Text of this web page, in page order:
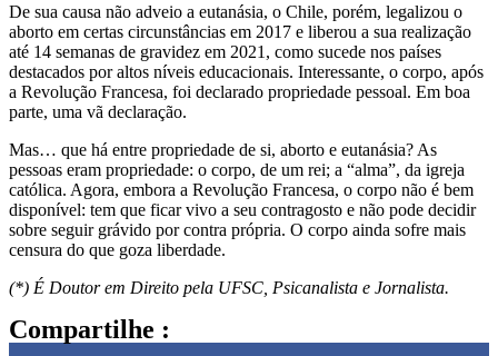
De sua causa não adveio a eutanásia, o Chile, porém, legalizou o
aborto em certas circunstâncias em 2017 e liberou a sua realização
até 14 semanas de gravidez em 2021, como sucede nos países
destacados por altos níveis educacionais. Interessante, o corpo, após
a Revolução Francesa, foi declarado propriedade pessoal. Em boa
parte, uma vã declaração.
Mas… que há entre propriedade de si, aborto e eutanásia? As
pessoas eram propriedade: o corpo, de um rei; a “alma”, da igreja
católica. Agora, embora a Revolução Francesa, o corpo não é bem
disponível: tem que ficar vivo a seu contragosto e não pode decidir
sobre seguir grávido por contra própria. O corpo ainda sofre mais
censura do que goza liberdade.
(*) É Doutor em Direito pela UFSC, Psicanalista e Jornalista.
Compartilhe :